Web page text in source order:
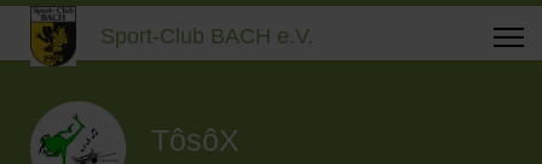
Sport-Club BACH e.V.
TôsôX